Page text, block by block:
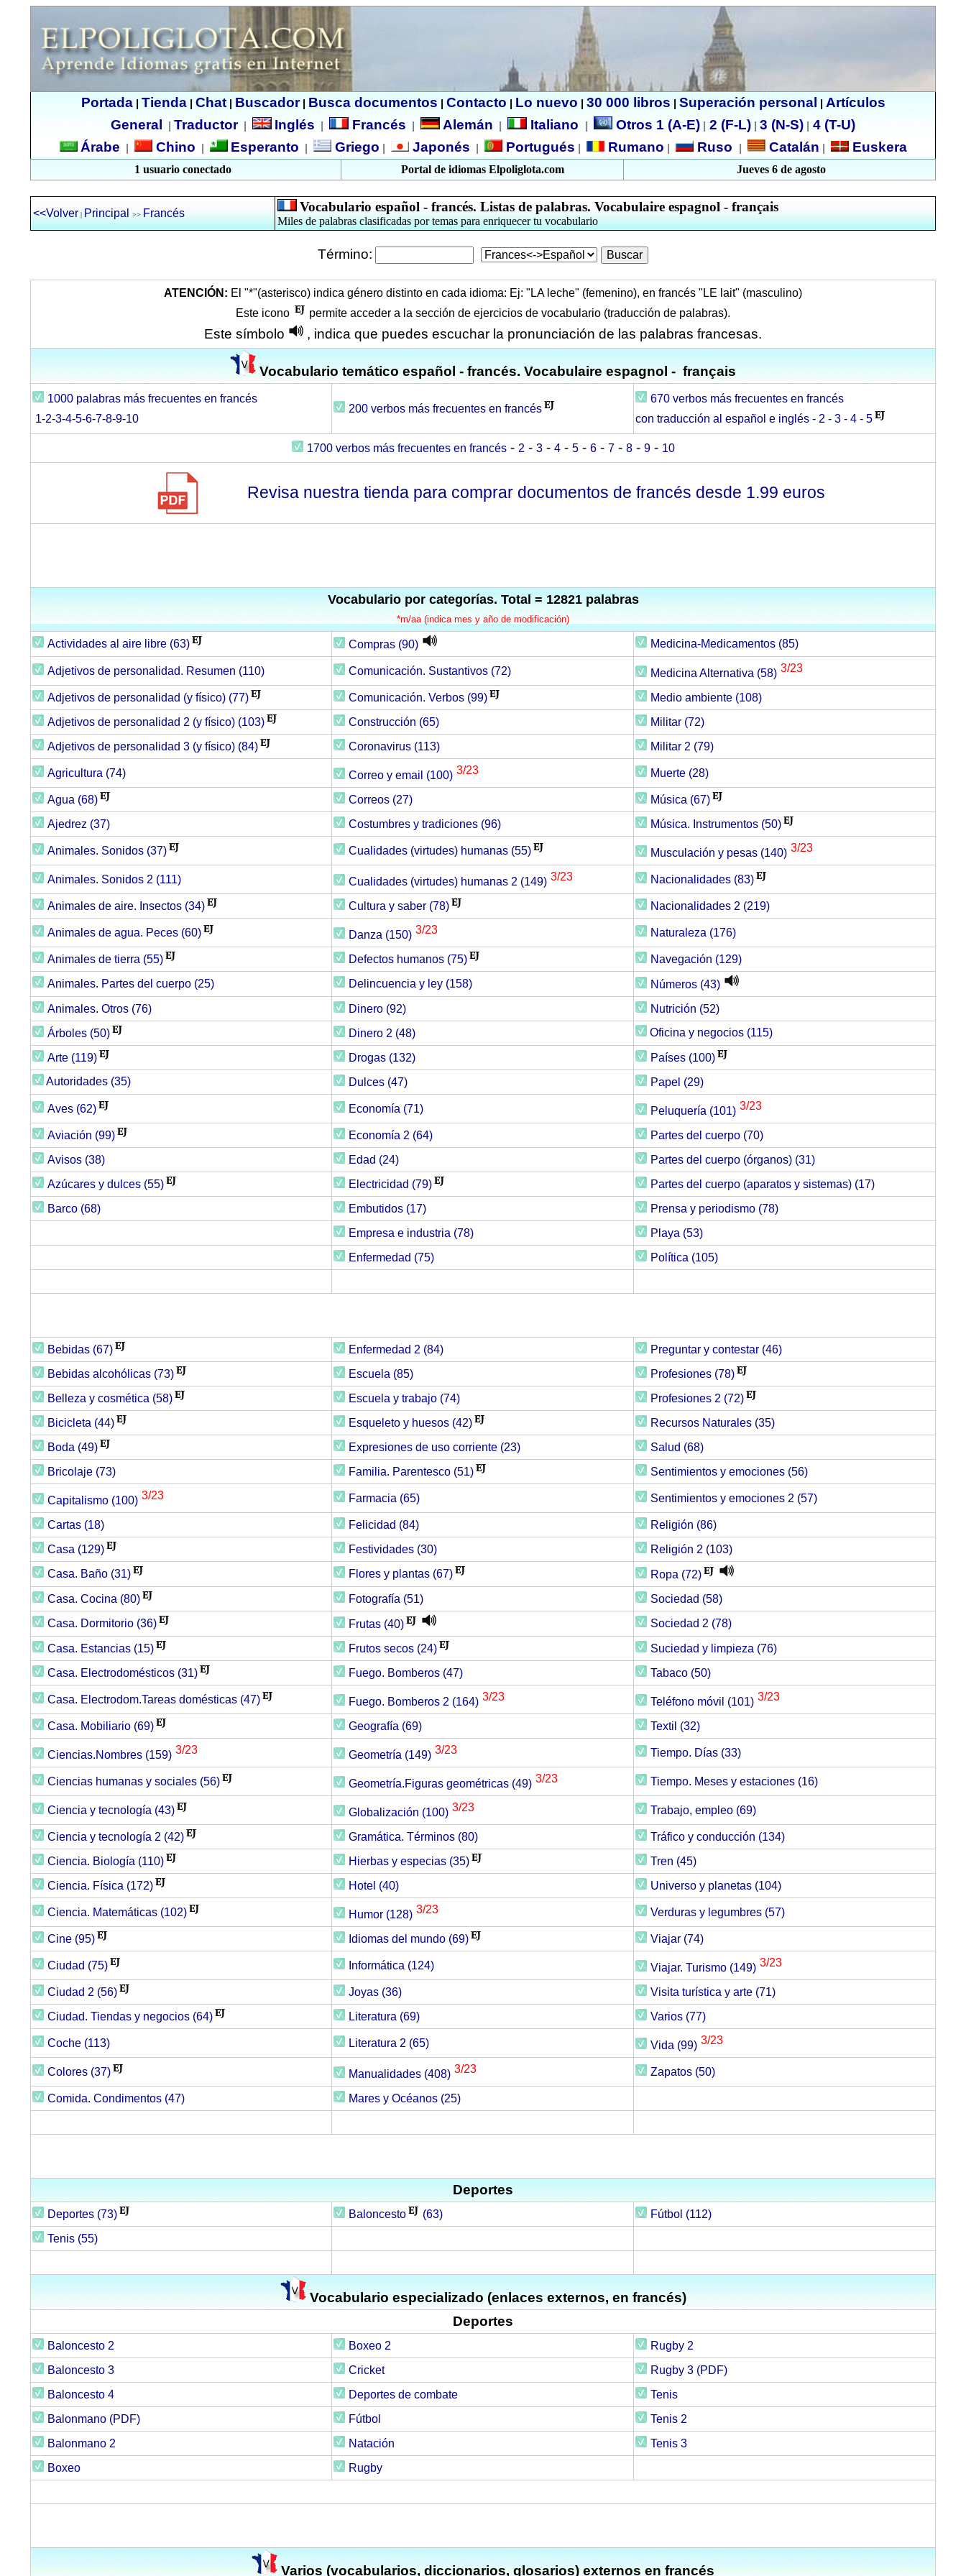
Portada| Tienda| Chat| Buscador| Busca documentos Contacto Lo nuevo 30 000 libros Superación personal
Artículos
General
Traductor| Inglés Francés Alemán Italiano Otros 1 (A-E) 2 (F-L) 3 (N-S)
4 (T-U)
Árabe
Chino Esperanto Griego Japonés Portugués Rumano Ruso Catalán Euskera
1 usuario conectado Portal de idiomas Elpoliglota.com Jueves 6 de agosto
<<Volver | Principal >> Francés Vocabulario español - francés. Listas de palabras. Vocabulaire espagnol - français
Miles de palabras clasificadas por temas para enriquecer tu vocabulario
Término:
ATENCIÓN: El "*"(asterisco) indica género distinto en cada idioma: Ej: "LA leche" (femenino), en francés "LE lait" (masculino)
Este icono
permite acceder a la sección de ejercicios de vocabulario (traducción de palabras).
Este símbolo , indica que puedes escuchar la pronunciación de las palabras francesas.
Vocabulario temático español - francés. Vocabulaire espagnol - français
1000 palabras más frecuentes en francés
1-2-3-4-5-6-7-8-9-10
200 verbos más frecuentes en francés
670 verbos más frecuentes en francés
con traducción al español e inglés - 2 - 3 - 4 - 5
1700 verbos más frecuentes en francés- 2 - 3- 4- 5- 6- 7- 8- 9- 10
Revisa nuestra tienda para comprar documentos de francés desde 1.99 euros
Vocabulario por categorías. Total = 12821 palabras
*m/aa (indica mes y año de modificación)
Actividades al aire libre (63) Compras (90) Medicina-Medicamentos (85)
Adjetivos de personalidad. Resumen (110) Comunicación. Sustantivos (72) Medicina Alternativa (58) 3/23
Adjetivos de personalidad (y físico) (77) Comunicación. Verbos (99)
Medio ambiente (108)
Adjetivos de personalidad 2 (y físico) (103)
Construcción (65)
Militar (72)
Adjetivos de personalidad 3 (y físico) (84)
Coronavirus (113) Militar 2 (79)
Agricultura (74) Correo y email (100) 3/23 Muerte (28)
Agua (68) Correos (27)
Música (67)
Ajedrez (37)
Costumbres y tradiciones (96) Música. Instrumentos (50)
Animales. Sonidos (37) Cualidades (virtudes) humanas (55) Musculación y pesas (140) 3/23
Animales. Sonidos 2 (111) Cualidades (virtudes) humanas 2 (149) 3/23 Nacionalidades (83)
Animales de aire. Insectos (34) Cultura y saber (78) Nacionalidades 2 (219)
Animales de agua. Peces (60) Danza (150) 3/23 Naturaleza (176)
Animales de tierra (55) Defectos humanos (75)
Navegación (129)
Animales. Partes del cuerpo (25)
Delincuencia y ley (158)
Números (43)
Animales. Otros (76)
Dinero (92)
Nutrición (52)
Árboles (50)
Dinero 2 (48) Oficina y negocios (115)
Arte (119) Drogas (132)
Países (100)
Autoridades (35)
Dulces (47) Papel (29)
Aves (62) Economía (71) Peluquería (101) 3/23
Aviación (99) Economía 2 (64)
Partes del cuerpo (70)
Avisos (38)
Edad (24)
Partes del cuerpo (órganos) (31)
Azúcares y dulces (55)
Electricidad (79)
Partes del cuerpo (aparatos y sistemas) (17)
Barco (68)
Embutidos (17)
Prensa y periodismo (78)
Empresa e industria (78)
Playa (53)
Enfermedad (75)
Política (105)
Bebidas (67) Enfermedad 2 (84)
Preguntar y contestar (46)
Bebidas alcohólicas (73)
Escuela (85)
Profesiones (78)
Belleza y cosmética (58)
Escuela y trabajo (74)
Profesiones 2 (72)
Bicicleta (44) Esqueleto y huesos (42)
Recursos Naturales (35)
Boda (49)
Expresiones de uso corriente (23)
Salud (68)
Bricolaje (73)
Familia. Parentesco (51) Sentimientos y emociones (56)
Capitalismo (100) 3/23 Farmacia (65) Sentimientos y emociones 2 (57)
Cartas (18) Felicidad (84)
Religión (86)
Casa (129)
Festividades (30)
Religión 2 (103)
Casa. Baño (31)
Flores y plantas (67)
Ropa (72)
Casa. Cocina (80)
Fotografía (51)
Sociedad (58)
Casa. Dormitorio (36)
Frutas (40) Sociedad 2 (78)
Casa. Estancias (15) Frutos secos (24)
Suciedad y limpieza (76)
Casa. Electrodomésticos (31)
Fuego. Bomberos (47) Tabaco (50)
Casa. Electrodom.Tareas domésticas (47) Fuego. Bomberos 2 (164) 3/23 Teléfono móvil (101) 3/23
Casa. Mobiliario (69) Geografía (69) Textil (32)
Ciencias.Nombres (159) 3/23 Geometría (149) 3/23 Tiempo. Días (33)
Ciencias humanas y sociales (56) Geometría.Figuras geométricas (49) 3/23 Tiempo. Meses y estaciones (16)
Ciencia y tecnología (43) Globalización (100) 3/23 Trabajo, empleo (69)
Ciencia y tecnología 2 (42) Gramática. Términos (80)
Tráfico y conducción (134)
Ciencia. Biología (110)
Hierbas y especias (35)
Tren (45)
Ciencia. Física (172)
Hotel (40) Universo y planetas (104)
Ciencia. Matemáticas (102) Humor (128) 3/23 Verduras y legumbres (57)
Cine (95) Idiomas del mundo (69) Viajar (74)
Ciudad (75) Informática (124) Viajar. Turismo (149) 3/23
Ciudad 2 (56) Joyas (36)
Visita turística y arte (71)
Ciudad. Tiendas y negocios (64)
Literatura (69) Varios (77)
Coche (113) Literatura 2 (65) Vida (99) 3/23
Colores (37) Manualidades (408) 3/23 Zapatos (50)
Comida. Condimentos (47) Mares y Océanos (25)
Deportes
Deportes (73) Baloncesto (63)
Fútbol (112)
Tenis (55)
Vocabulario especializado (enlaces externos, en francés)
Deportes
Baloncesto 2 Boxeo 2
Rugby 2
Baloncesto 3
Cricket
Rugby 3 (PDF)
Baloncesto 4
Deportes de combate
Tenis
Balonmano (PDF)
Fútbol
Tenis 2
Balonmano 2
Natación
Tenis 3
Boxeo
Rugby
Varios (vocabularios, diccionarios, glosarios) externos en francés